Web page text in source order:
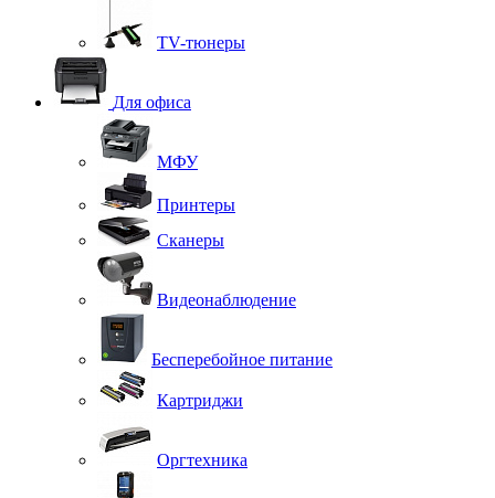
TV-тюнеры
Для офиса
МФУ
Принтеры
Сканеры
Видеонаблюдение
Бесперебойное питание
Картриджи
Оргтехника